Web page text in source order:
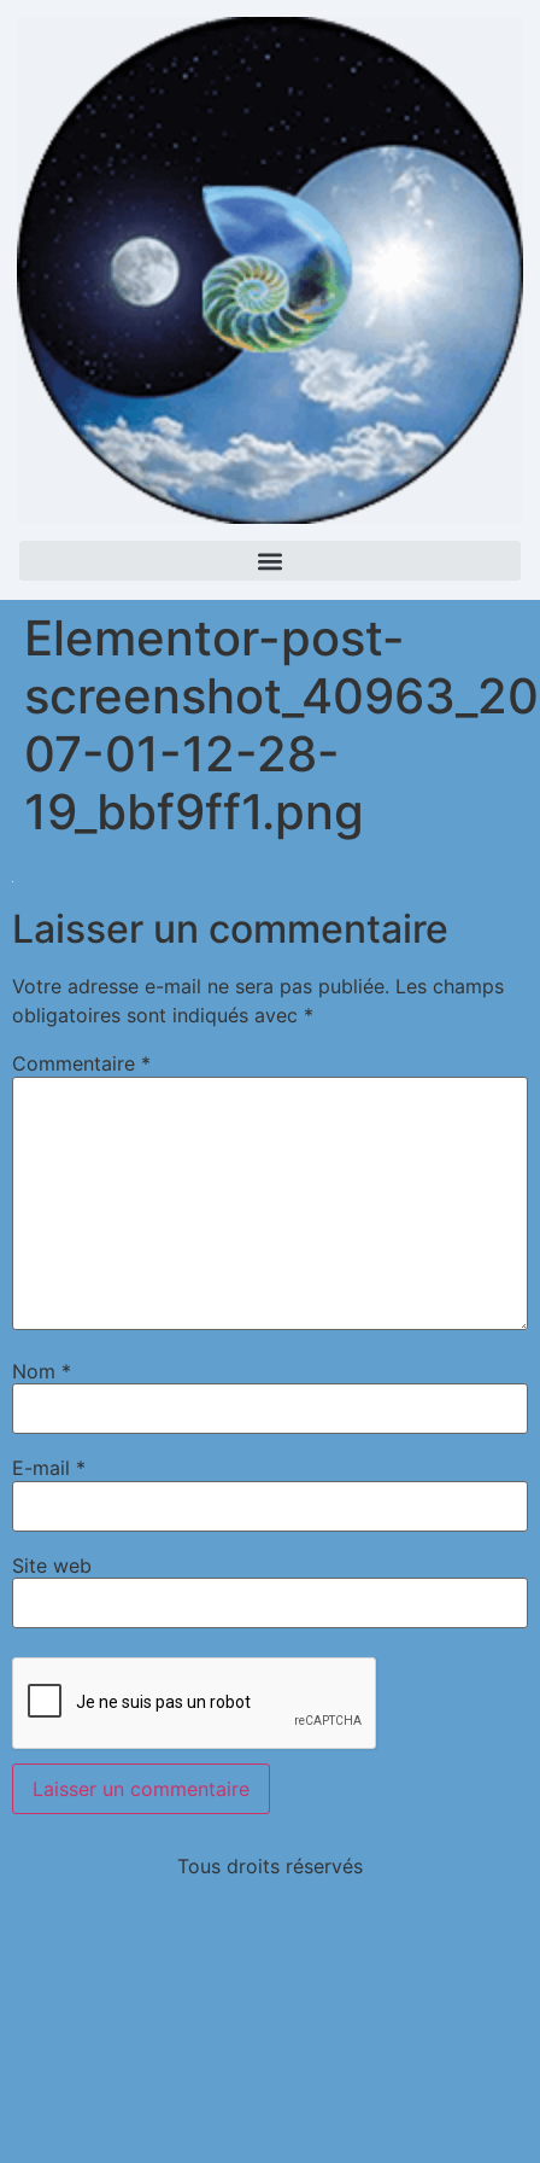
Elementor-post-
07-01-12-28-
19_bbf9ff1.png
Laisser un commentaire
Votre adresse e-mail ne sera pas publiée. Les champs
obligatoires sont indiqués avec *
Commentaire *
Nom *
E-mail *
Site web
Tous droits réservés